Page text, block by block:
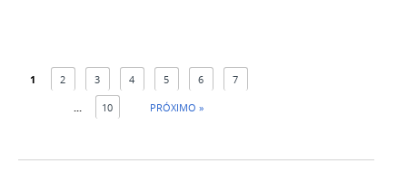
1 2 3 4 5 6 7
10 PRÓXIMO »